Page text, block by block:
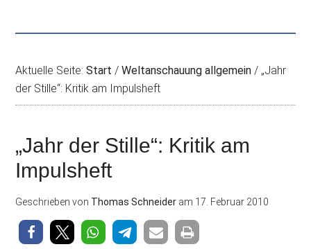
Aktuelle Seite:Start / Weltanschauung allgemein / „Jahr
der Stille“: Kritik am Impulsheft
„Jahr der Stille“: Kritik am
Impulsheft
Geschrieben von Thomas Schneider am 17. Februar 2010